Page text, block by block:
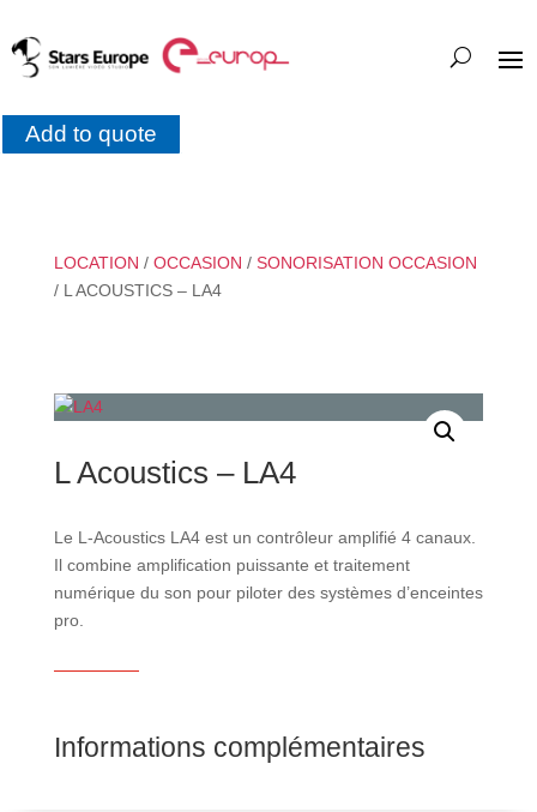
Add to quote
LOCATION / OCCASION / SONORISATION OCCASION
/ L ACOUSTICS – LA4
L Acoustics – LA4
Le L‑Acoustics LA4 est un contrôleur amplifié 4 canaux.
Il combine amplification puissante et traitement
numérique du son pour piloter des systèmes d’enceintes
pro.
Informations complémentaires